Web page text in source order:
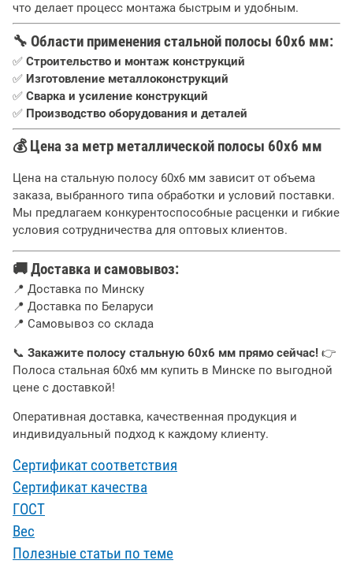
что делает процесс монтажа быстрым и удобным.
🔧 Области применения стальной полосы 60х6 мм:
✅ Строительство и монтаж конструкций
✅ Изготовление металлоконструкций
✅ Сварка и усиление конструкций
✅ Производство оборудования и деталей
💰Цена за метр металлической полосы 60х6 мм
Цена на стальную полосу 60х6 мм зависит от объема
заказа, выбранного типа обработки и условий поставки.
Мы предлагаем конкурентоспособные расценки и гибкие
условия сотрудничества для оптовых клиентов.
🚚Доставка и самовывоз:
📍 Доставка по Минску
📍 Доставка по Беларуси
📍 Самовывоз со склада
📞 Закажите полосу стальную 60х6 мм прямо сейчас! 👉
Полоса стальная 60х6 мм купить в Минске по выгодной
цене с доставкой!
Оперативная доставка, качественная продукция и
индивидуальный подход к каждому клиенту.
Сертификат соответствия
Сертификат качества
ГОСТ
Вес
Полезные статьи по теме